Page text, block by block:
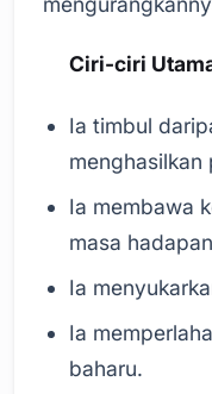
Ciri-ciri
Ia timbul
Ia membawa
masa
Ia
Ia
baharu.